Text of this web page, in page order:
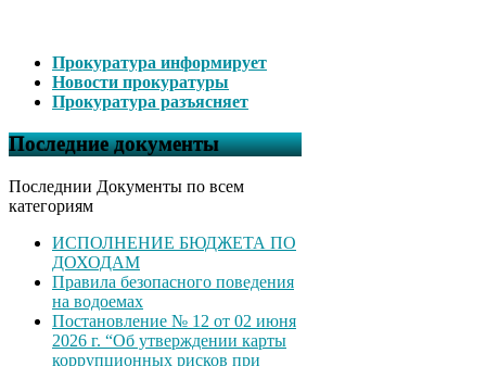
Прокуратура информирует
Новости прокуратуры
Прокуратура разъясняет
Последние документы
Последнии Документы по всем
категориям
ИСПОЛНЕНИЕ БЮДЖЕТА ПО
ДОХОДАМ
Правила безопасного поведения
на водоемах
Постановление № 12 от 02 июня
2026 г. “Об утверждении карты
коррупционных рисков при